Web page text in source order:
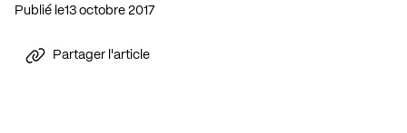
Publié le 13 octobre 2017
Partager l'article